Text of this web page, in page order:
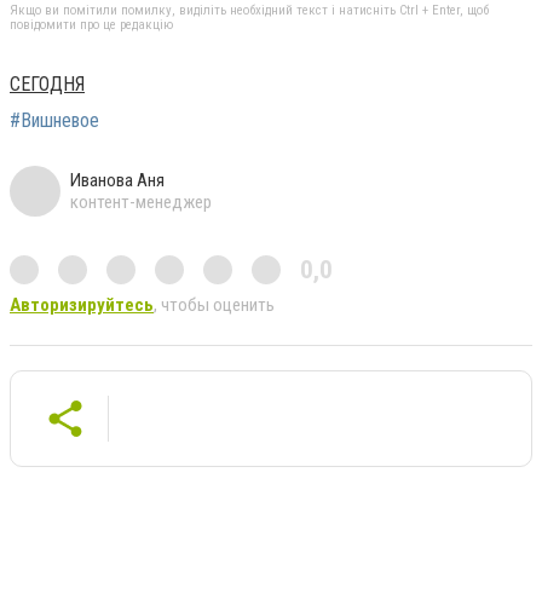
Якщо ви помітили помилку, виділіть необхідний текст і натисніть Ctrl + Enter, щоб
повідомити про це редакцію
СЕГОДНЯ
#Вишневое
Иванова Аня
контент-менеджер
0,0
Авторизируйтесь, чтобы оценить